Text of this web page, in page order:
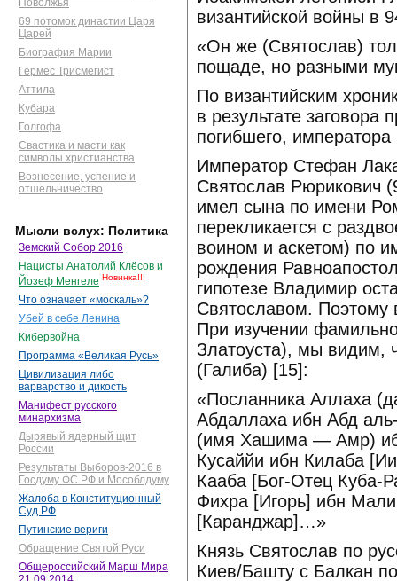
Поволжья
69 потомок династии Царя
Царей
Биография Марии
Гермес Трисмегист
Аттила
Кубара
Голгофа
Свастика и масти как
символы христианства
Вознесение, успение и
отшельничество
Мысли вслух: Политика
Земский Собор 2016
Нацисты Анатолий Клёсов и
Йозеф Менгеле Новинка!!!
Что означает «москаль»?
Убей в себе Ленина
Кибервойна
Программа «Великая Русь»
Цивилизация либо
варварство и дикость
Манифест русского
минархизма
Дырявый ядерный щит
России
Результаты Выборов-2016 в
Госдуму ФС РФ и Мособлдуму
Жалоба в Конституционный
Суд РФ
Путинские вериги
Обращение Святой Руси
Общероссийский Марш Мира
византийской войны в
«Он же (Святослав)
пощаде, но разными
По византийским
в результате заговора
погибшего,
Император Стефан
Святослав Рюрикович
имел сына по имени
перекликается с
воином и аскетом) по
рождения
гипотезе Владимир
Святославом. Поэтому
При изучении
Златоуста), мы видим,
(Галиба) [15]:
«Посланника Аллаха
Абдаллаха ибн Абд
(имя Хашима — Амр)
Кусаййи ибн Килаба
Кааба [Бог-Отец Куба-
Фихра [Игорь] ибн
[Каранджар]…»
Князь Святослав по
Киев/Башту с Балкан